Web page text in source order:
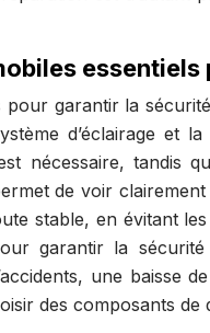
essentiels
garantir la
d’éclairage et
nécessaire, tandis
de voir
stable, en évitant
garantir la
une baisse
des composants de